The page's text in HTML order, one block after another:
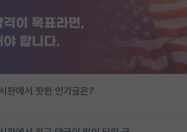
판에서 핫한 인기글은?